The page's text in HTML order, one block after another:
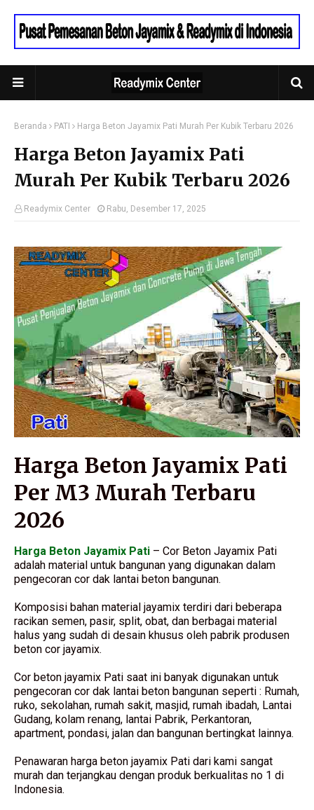
Beranda PATI Harga Beton Jayamix Pati Murah Per Kubik Terbaru 2026
Harga Beton Jayamix Pati
Murah Per Kubik Terbaru 2026
Readymix Center Rabu, Desember 17, 2025
Harga Beton Jayamix Pati
Per M3 Murah Terbaru
2026
Harga Beton Jayamix Pati – Cor Beton Jayamix Pati
adalah material untuk bangunan yang digunakan dalam
pengecoran cor dak lantai beton bangunan.
Komposisi bahan material jayamix terdiri dari beberapa
racikan semen, pasir, split, obat, dan berbagai material
halus yang sudah di desain khusus oleh pabrik produsen
beton cor jayamix.
Cor beton jayamix Pati saat ini banyak digunakan untuk
pengecoran cor dak lantai beton bangunan seperti : Rumah,
ruko, sekolahan, rumah sakit, masjid, rumah ibadah, Lantai
Gudang, kolam renang, lantai Pabrik, Perkantoran,
apartment, pondasi, jalan dan bangunan bertingkat lainnya.
Penawaran harga beton jayamix Pati dari kami sangat
murah dan terjangkau dengan produk berkualitas no 1 di
Indonesia.